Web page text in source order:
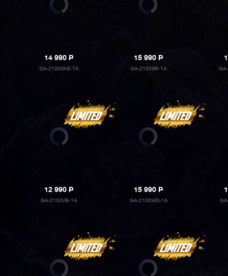
14 990P
GA-2100SKE-7A
15 990P
GA-2100SR-1A
12 990P
GA-2100VB-1A
15 990P
GA-2100WD-1A